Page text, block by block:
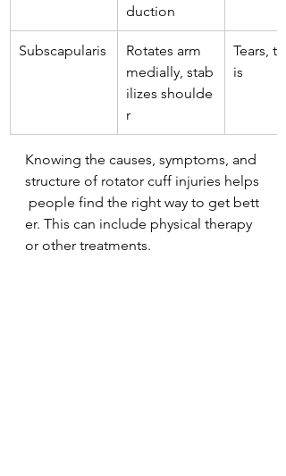
duction
Subscapularis
Rotates arm
medially, stab
ilizes shoulde
r
Tears,
is
Knowing the causes, symptoms, and
structure of rotator cuff injuries helps
people find the right way to get bett
er. This can include physical therapy
or other treatments.